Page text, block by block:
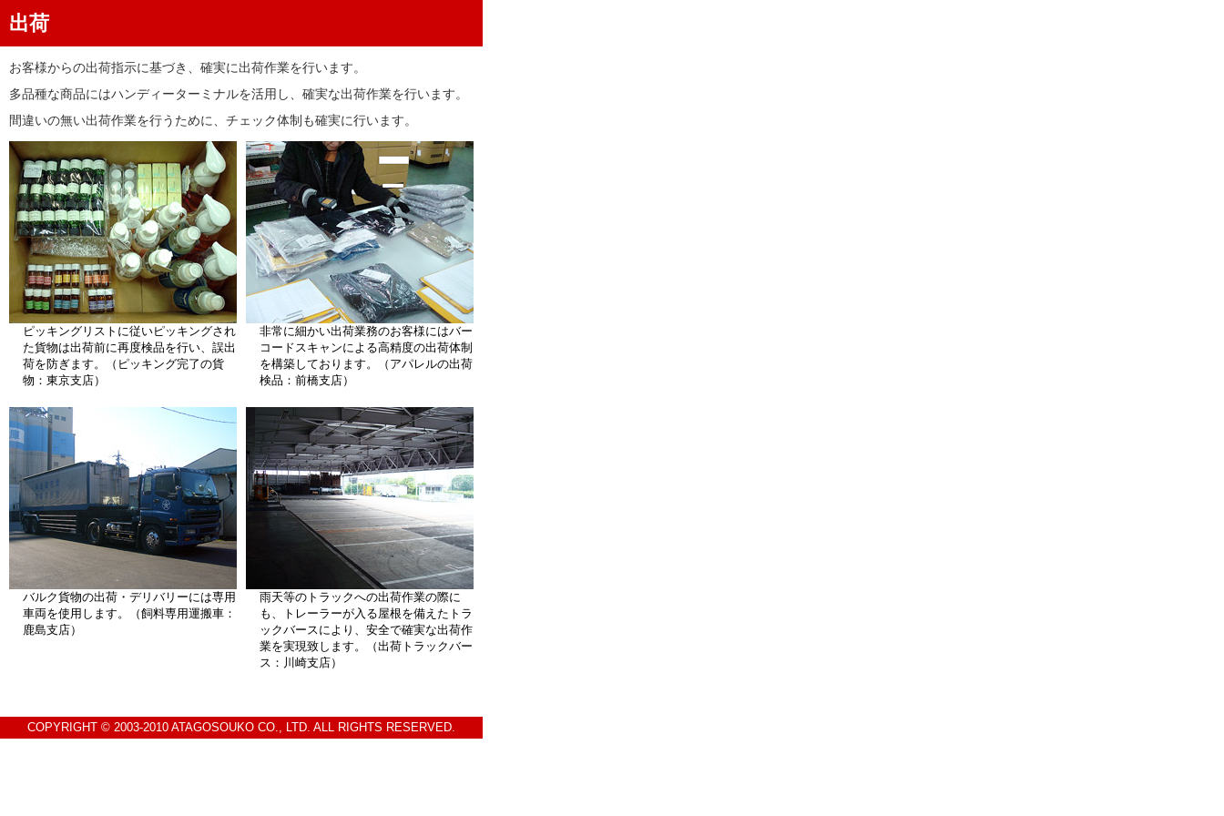
出荷
お客様からの出荷指示に基づき、確実に出荷作業を行います。
多品種な商品にはハンディーターミナルを活用し、確実な出荷作業を行います。
間違いの無い出荷作業を行うために、チェック体制も確実に行います。
ピッキングリストに従いピッキングされ
た貨物は出荷前に再度検品を行い、誤出
荷を防ぎます。（ピッキング完了の貨
物：東京支店）
非常に細かい出荷業務のお客様にはバー
コードスキャンによる高精度の出荷体制
を構築しております。（アパレルの出荷
検品：前橋支店）
バルク貨物の出荷・デリバリーには専用
車両を使用します。（飼料専用運搬車：
鹿島支店）
雨天等のトラックへの出荷作業の際に
も、トレーラーが入る屋根を備えたトラ
ックバースにより、安全で確実な出荷作
業を実現致します。（出荷トラックバー
ス：川崎支店）
COPYRIGHT © 2003-2010 ATAGOSOUKO CO., LTD. ALL RIGHTS RESERVED.